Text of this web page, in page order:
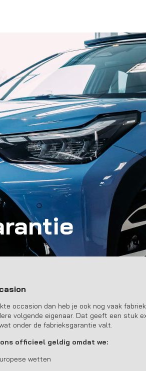
occasion dan heb je ook nog vaak
volgende eigenaar. Dat geeft een stuk
onder de fabrieksgarantie valt.
officieel geldig omdat we:
wetten